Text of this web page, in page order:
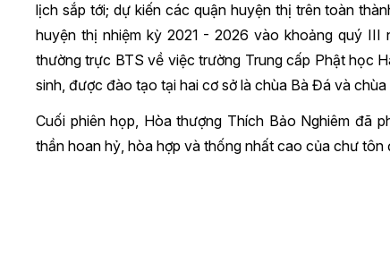
lịch sắp tới; dự kiến các quận huyện thị trên toàn
huyện thị nhiệm kỳ 2021 - 2026 vào khoảng quý
thường trực BTS về việc trường Trung cấp Phật học
sinh, được đào tạo tại hai cơ sở là chùa Bà Đá và
Cuối phiên họp, Hòa thượng Thích Bảo Nghiêm đã
thần hoan hỷ, hòa hợp và thống nhất cao của chư tôn